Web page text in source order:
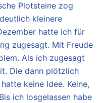
Plotsteine zog
kleinere
hatte ich für
zugesagt. Mit Freude
Als ich zugesagt
Die dann plötzlich
keine Idee. Keine,
ich losgelassen habe